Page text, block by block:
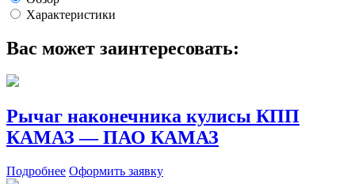
Характеристики
Вас может заинтересовать:
Рычаг наконечника кулисы КПП
КАМАЗ — ПАО КАМАЗ
Подробнее Оформить заявку